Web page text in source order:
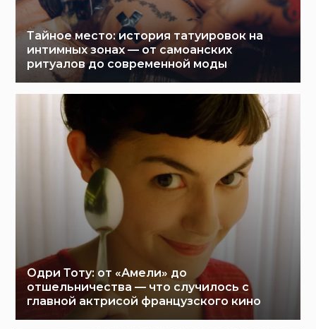
Тайное место: история татуировок на
интимных зонах — от самоанских
ритуалов до современной моды
Одри Тоту: от «Амели» до
отшельничества — что случилось с
главной актрисой французского кино